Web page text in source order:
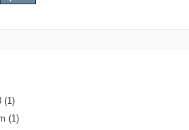
(1)
(1)